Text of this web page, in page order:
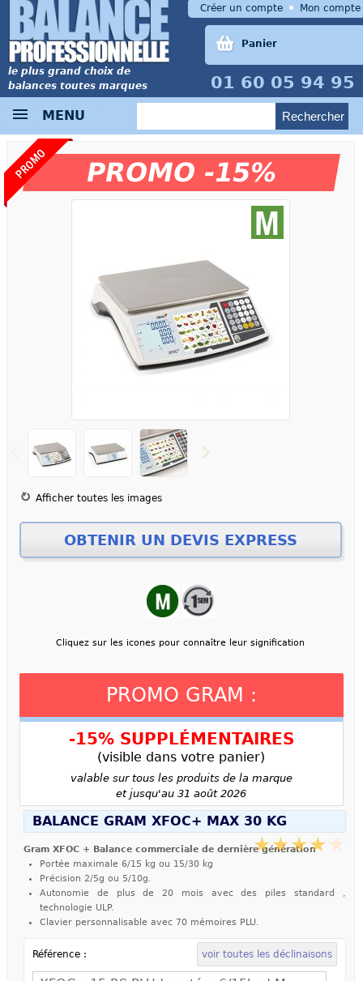
le plus grand choix de
balances toutes marques
01 60 05 94 95
Panier
Créer un compte Mon compte
MENU
PROMO PROMO -15%
Afficher toutes les images
Cliquez sur les icones pour connaître leur signification
PROMO GRAM :
-15% SUPPLÉMENTAIRES
(visible dans votre panier)
valable sur tous les produits de la marque
et jusqu'au 31 août 2026
BALANCE GRAM XFOC+ MAX 30 KG
Gram XFOC + Balance commerciale de dernière génération
Portée maximale 6/15 kg ou 15/30 kg
Précision 2/5g ou 5/10g.
Autonomie de plus de 20 mois avec des piles standard ,
technologie ULP.
Clavier personnalisable avec 70 mémoires PLU.
Référence : voir toutes les déclinaisons